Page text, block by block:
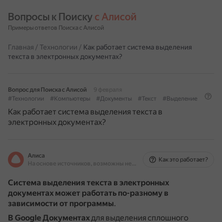
Вопросы к Поиску с Алисой
Примеры ответов Поиска с Алисой
Главная / Технологии / Как работает система выделения
текста в электронных документах?
Вопрос для Поиска с Алисой
9 февраля
#Технологии
#Компьютеры #Документы #Текст #Выделение
Как работает система выделения текста в
электронных документах?
Алиса
На основе источников, возможны неточности
Как это работает?
Система выделения текста в электронных
документах может работать по-разному в
зависимости от программы.
В Google Документахдля выделения сплошного